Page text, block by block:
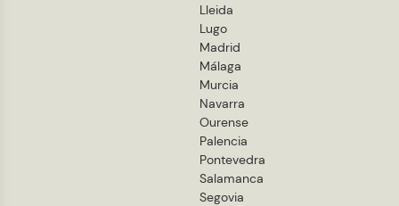
Lleida
Lugo
Madrid
Málaga
Murcia
Navarra
Ourense
Palencia
Pontevedra
Salamanca
Segovia